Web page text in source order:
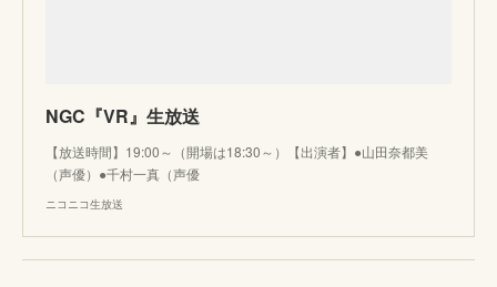
NGC『VR』生放送
【放送時間】19:00～（開場は18:30～）【出演者】●山田奈都美
（声優）●千村一真（声優
ニコニコ生放送